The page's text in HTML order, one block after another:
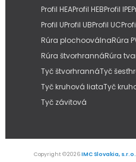
Profil HEAProfil HEBProfil IPE
Profil UProfil UBProfil UC
Rúra plochooválnaRúra
Rúra štvorhrannáRúra
Tyč štvorhrannáTyč
Tyč kruhová liataTyč
Tyč závitová
Copyright © 2026IMC Slovakia, s.r.o.